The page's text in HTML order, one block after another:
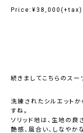
Price:¥38,000(+tax)
続きましてこちらのスー
洗練されたシルエット
すね。
ソリッド地は、生地の良
艶感、風合い、しなや